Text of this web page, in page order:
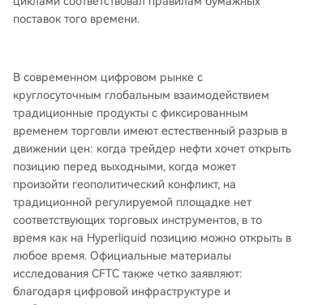
поставок того времени.
В современном цифровом рынке с
круглосуточным глобальным взаимодействием
традиционные продукты с фиксированным
временем торговли имеют естественный разрыв в
движении цен: когда трейдер нефти хочет открыть
позицию перед выходными, когда может
произойти геополитический конфликт, на
традиционной регулируемой площадке нет
соответствующих торговых инструментов, в то
время как на Hyperliquid позицию можно открыть в
любое время. Официальные материалы
исследования CFTC также четко заявляют:
благодаря цифровой инфраструктуре и